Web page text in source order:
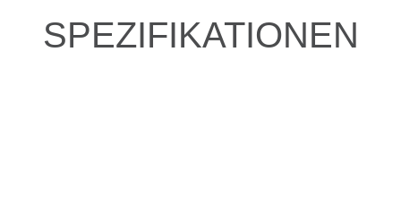
SPEZIFIKATIONEN